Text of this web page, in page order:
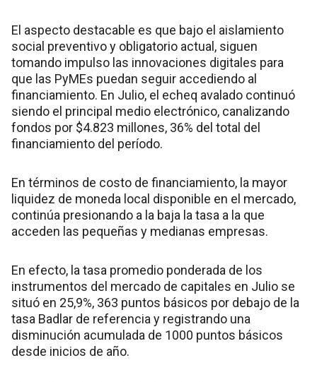
El aspecto destacable es que bajo el aislamiento
social preventivo y obligatorio actual, siguen
tomando impulso las innovaciones digitales para
que las PyMEs puedan seguir accediendo al
financiamiento. En Julio, el echeq avalado continuó
siendo el principal medio electrónico, canalizando
fondos por $4.823 millones, 36% del total del
financiamiento del período.
En términos de costo de financiamiento, la mayor
liquidez de moneda local disponible en el mercado,
continúa presionando a la baja la tasa a la que
acceden las pequeñas y medianas empresas.
En efecto, la tasa promedio ponderada de los
instrumentos del mercado de capitales en Julio se
situó en 25,9%, 363 puntos básicos por debajo de la
tasa Badlar de referencia y registrando una
disminución acumulada de 1000 puntos básicos
desde inicios de año.